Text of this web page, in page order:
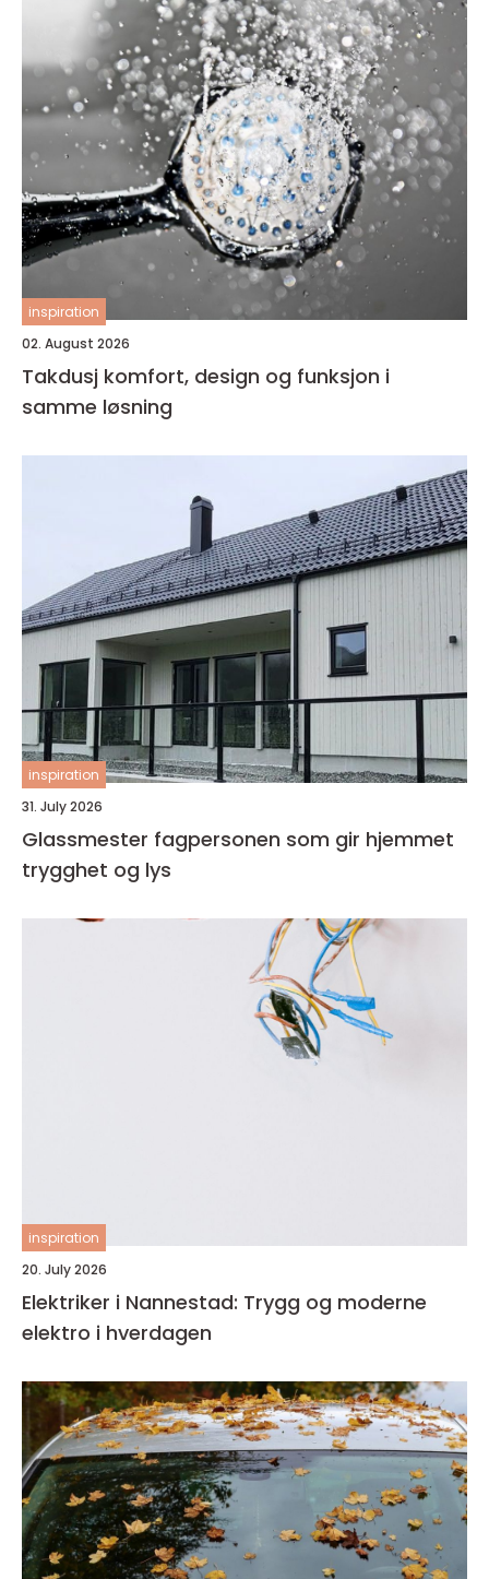
inspiration
02. August 2026
Takdusj komfort, design og funksjon i
samme løsning
inspiration
31. July 2026
Glassmester fagpersonen som gir hjemmet
trygghet og lys
inspiration
20. July 2026
Elektriker i Nannestad: Trygg og moderne
elektro i hverdagen